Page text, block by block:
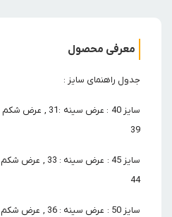
معرفی محصول
جدول راهنمای سایز :
39
44